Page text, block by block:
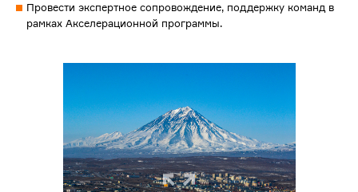
Провести экспертное сопровождение, поддержку команд в
рамках Акселерационной программы.